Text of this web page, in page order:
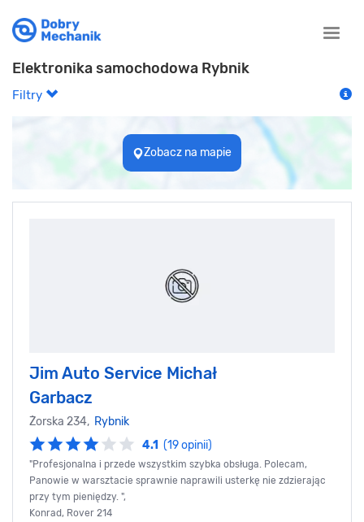
Toggle
Elektronika samochodowa Rybnik
Filtry
Zobacz na mapie
Jim Auto Service Michał
Garbacz
Żorska 234, Rybnik
4.1 (19 opinii)
"Profesjonalna i przede wszystkim szybka obsługa. Polecam,
Panowie w warsztacie sprawnie naprawili usterkę nie zdzierając
przy tym pieniędzy. ",
Konrad, Rover 214